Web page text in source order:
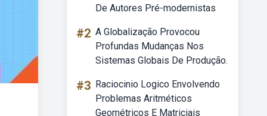
De Autores Pré-modernistas
#2 A Globalização Provocou
Profundas Mudanças Nos
Sistemas Globais De Produção.
#3 Raciocinio Logico Envolvendo
Problemas Aritméticos
Geométricos E Matriciais